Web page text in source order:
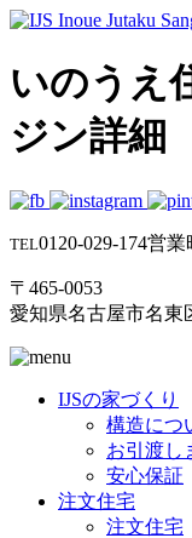
いのうえ
ジン詳細
TEL0120-029-174営業
〒465-0053
愛知県名古屋市名東
IJSの家づくり
構造につ
お引渡し
安心保証
注文住宅
注文住宅